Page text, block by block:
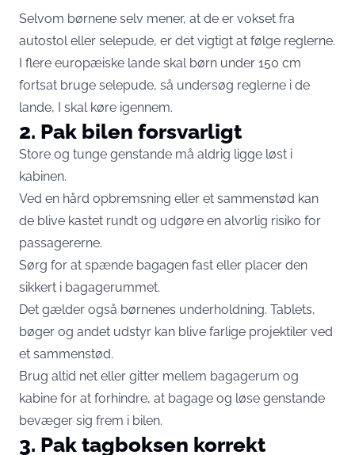
Selvom børnene selv mener, at de er vokset fra
autostol eller selepude, er det vigtigt at følge reglerne.
I flere europæiske lande skal børn under 150 cm
fortsat bruge selepude, så undersøg reglerne i de
lande, I skal køre igennem.
2. Pak bilen forsvarligt
Store og tunge genstande må aldrig ligge løst i
kabinen.
Ved en hård opbremsning eller et sammenstød kan
de blive kastet rundt og udgøre en alvorlig risiko for
passagererne.
Sørg for at spænde bagagen fast eller placer den
sikkert i bagagerummet.
Det gælder også børnenes underholdning. Tablets,
bøger og andet udstyr kan blive farlige projektiler ved
et sammenstød.
Brug altid net eller gitter mellem bagagerum og
kabine for at forhindre, at bagage og løse genstande
bevæger sig frem i bilen.
3. Pak tagboksen korrekt